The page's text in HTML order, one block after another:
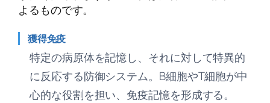
よるものです。
獲得免疫
特定の病原体を記憶し、それに対して特異的
に反応する防御システム。B細胞やT細胞が中
心的な役割を担い、免疫記憶を形成する。